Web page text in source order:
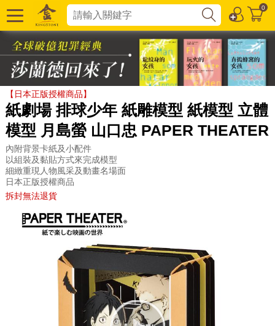
0
【日本正版授權商品】
紙劇場 排球少年 紙雕模型 紙模型 立體
模型 月島螢 山口忠 PAPER THEATER
內附背景卡紙及小配件
以組裝及黏貼方式來完成模型
細緻重現人物風采及動畫名場面
日本正版授權商品
拆封無法退貨